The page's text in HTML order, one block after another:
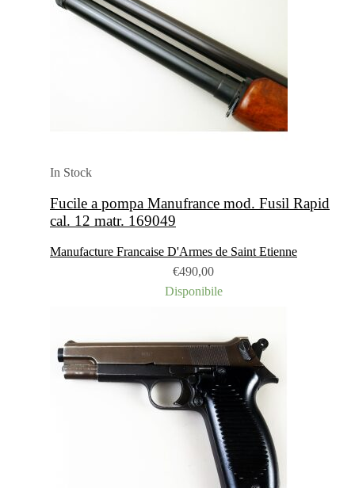
In Stock
Fucile a pompa Manufrance mod. Fusil Rapid
cal. 12 matr. 169049
Manufacture Francaise D'Armes de Saint Etienne
€490,00
Disponibile